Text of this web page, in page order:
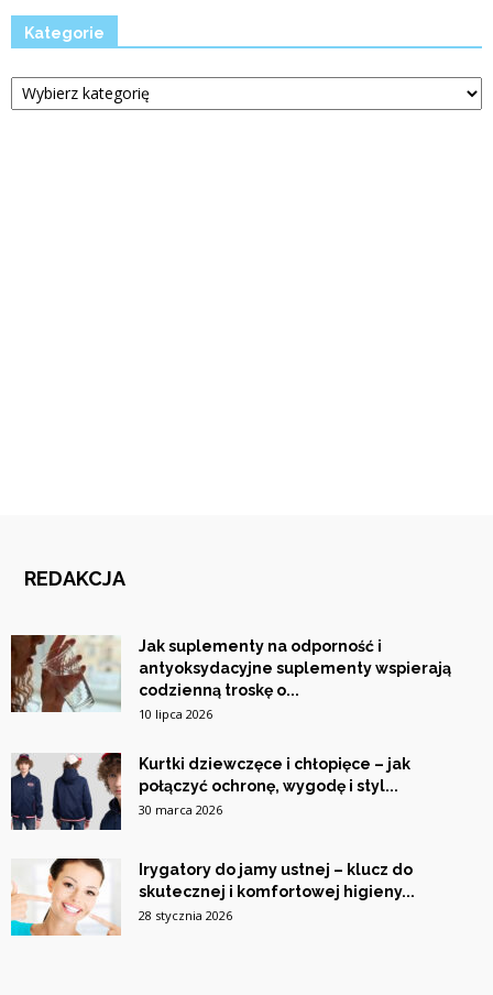
Kategorie
Kategorie
REDAKCJA
Jak suplementy na odporność i
antyoksydacyjne suplementy wspierają
codzienną troskę o...
10 lipca 2026
Kurtki dziewczęce i chłopięce – jak
połączyć ochronę, wygodę i styl...
30 marca 2026
Irygatory do jamy ustnej – klucz do
skutecznej i komfortowej higieny...
28 stycznia 2026